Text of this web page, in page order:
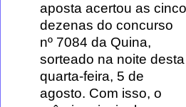
aposta acertou as cinco
dezenas do concurso
nº 7084 da Quina,
sorteado na noite desta
quarta-feira, 5 de
agosto. Com isso, o